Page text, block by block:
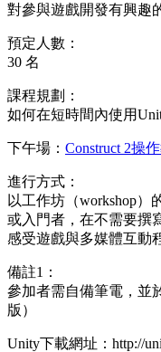
對參與遊戲開發有興趣
預定人數：
30 名
課程規劃：
如何在短時間內使用
下午場： Construct 2操
進行方式：
以工作坊（workshop）
或入門者，在不需要撰
感受遊戲與多媒體互動
備註1：
參加者需自備筆電，並
版）
Unity下載網址：http://